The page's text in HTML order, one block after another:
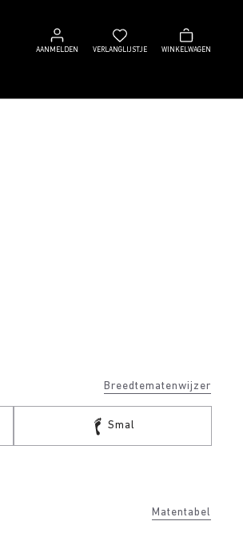
AANMELDEN
Aanmelden
VERLANGLIJSTJE
Verlanglijstje
WINKELWAGEN
Winkelwagen
Breedtematenwijzer
Smal
Matentabel